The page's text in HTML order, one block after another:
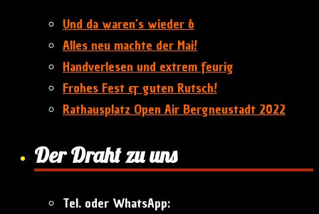
Und da waren’s wieder 6
Alles neu machte der Mai!
Handverlesen und extrem feurig
Frohes Fest & guten Rutsch!
Rathausplatz Open Air Bergneustadt 2022
Der Draht zu uns
Tel. oder WhatsApp: